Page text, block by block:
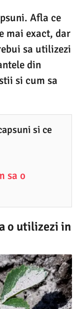
0
.
2
0
2
Afla ce
mai exact, dar
sa utilizezi
din
si cum sa
si ce
sa o
o utilizezi in